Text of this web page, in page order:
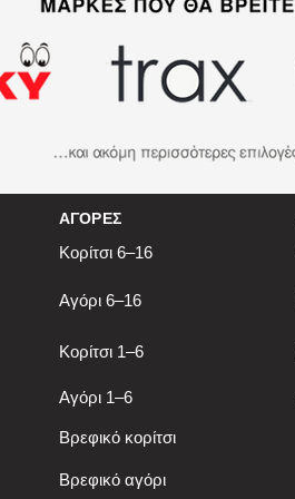
ΑΓΟΡΕΣ
Κορίτσι 6–16
Αγόρι 6–16
Κορίτσι 1–6
Αγόρι 1–6
Βρεφικό κορίτσι
Βρεφικό αγόρι